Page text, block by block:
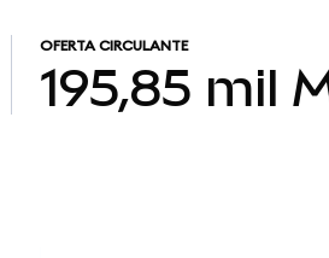
OFERTA CIRCULANTE
195,85 mil